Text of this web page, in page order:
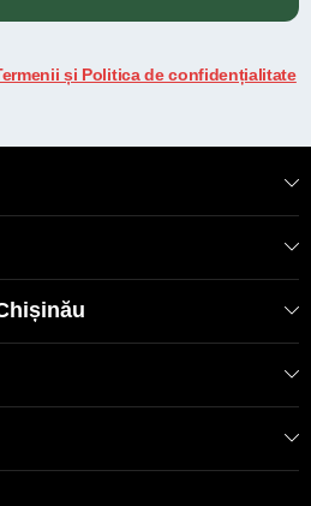
și Politica de confidențialitate